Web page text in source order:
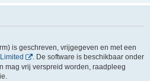
is geschreven, vrijgegeven en met een
. De software is beschikbaar onder
mag vrij verspreid worden, raadpleeg